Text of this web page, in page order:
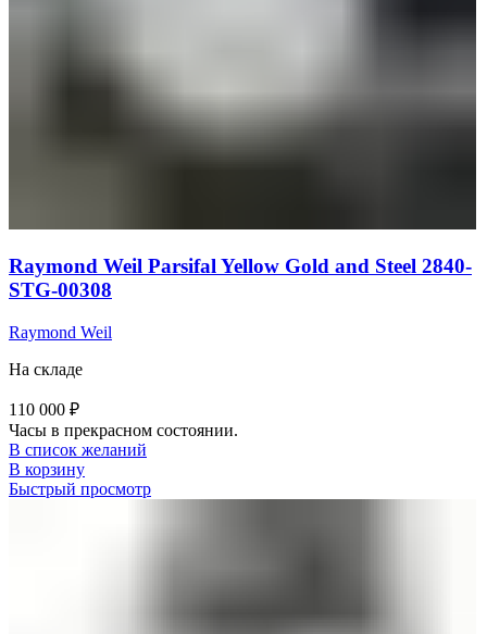
Raymond Weil Parsifal Yellow Gold and Steel 2840-
STG-00308
Raymond Weil
На складе
110 000 ₽
Часы в прекрасном состоянии.
В список желаний
В корзину
Быстрый просмотр